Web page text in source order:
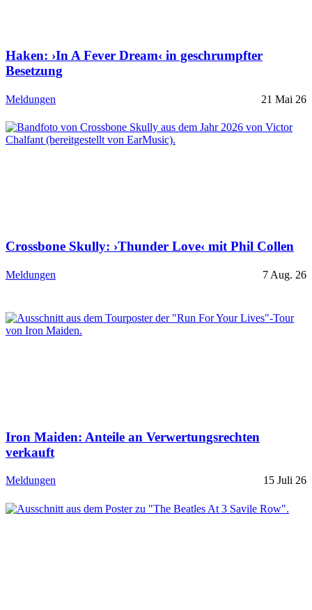
Haken: ›In A Fever Dream‹ in geschrumpfter
Besetzung
Meldungen 21 Mai 26
Crossbone Skully: ›Thunder Love‹ mit Phil Collen
Meldungen 7 Aug. 26
Iron Maiden: Anteile an Verwertungsrechten
verkauft
Meldungen 15 Juli 26